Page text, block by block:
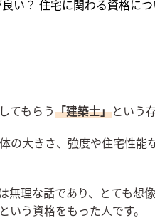
てもらう「建築士」という
の大きさ、強度や住宅性能
理な話であり、とても想像
いう資格をもった人です。